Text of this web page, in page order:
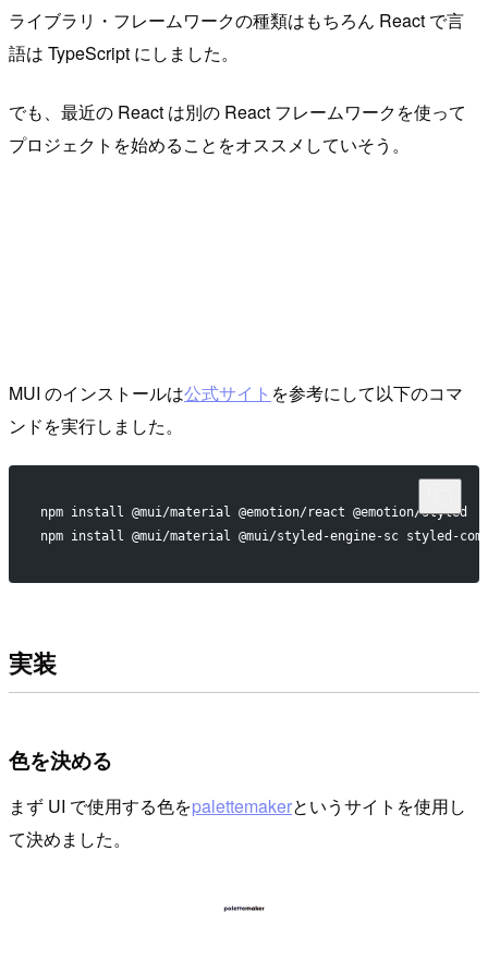
ライブラリ・フレームワークの種類はもちろん React で言
語は TypeScript にしました。
でも、最近の React は別の React フレームワークを使って
プロジェクトを始めることをオススメしていそう。
MUI のインストールは公式サイト を参考にして以下のコマ
ンドを実行しました。
npm install @mui/material @emotion/react @emotion/styled
npm install @mui/material @mui/styled-engine-sc styled-
実装
色を決める
まず UI で使用する色をpalettemakerというサイトを使用し
て決めました。